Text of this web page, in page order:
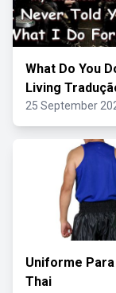
What Do You
Living
25 September
Uniforme Para
Thai